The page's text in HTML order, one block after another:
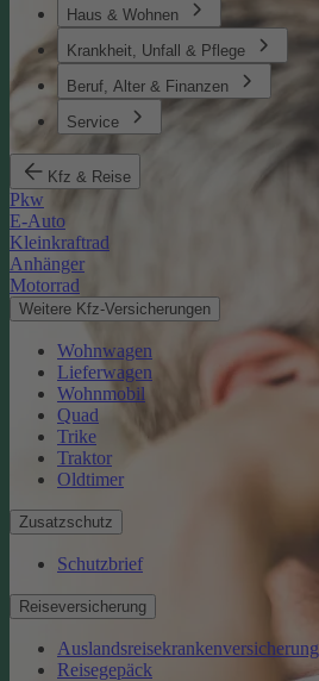
Haus & Wohnen
Krankheit, Unfall & Pflege
Beruf, Alter & Finanzen
Service
Kfz & Reise
Pkw
E-Auto
Kleinkraftrad
Anhänger
Motorrad
Weitere Kfz-Versicherungen
Wohnwagen
Lieferwagen
Wohnmobil
Quad
Trike
Traktor
Oldtimer
Zusatzschutz
Schutzbrief
Reiseversicherung
Auslandsreisekrankenversicherung
Reisegepäck